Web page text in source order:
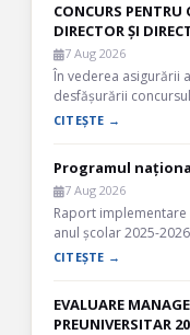
CONCURS PENTRU
DIRECTOR ȘI
7 Aug 2026
În vederea asigurării
desfășurării
CITEȘTE →
Programul
7 Aug 2026
Raport
anul școlar 2025-2026
CITEȘTE →
EVALUARE
PREUNIVERSITAR